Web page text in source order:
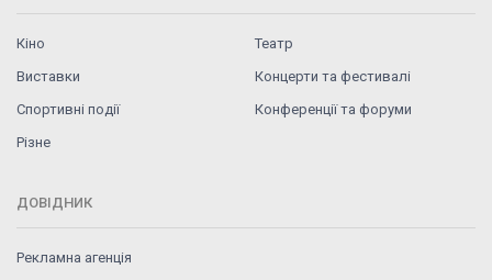
Кіно
Театр
Виставки
Концерти та фестивалі
Спортивні події
Конференції та форуми
Різне
ДОВІДНИК
Рекламна агенція